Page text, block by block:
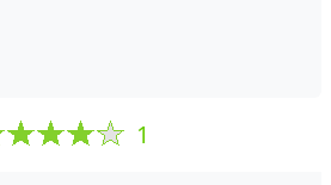
1